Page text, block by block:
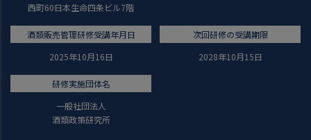
西町60日本生命四条ビル7階
酒類販売管理研修受講年月日
2025年10月16日
次回研修の受講期限
2028年10月15日
研修実施団体名
一般社団法人
酒類政策研究所